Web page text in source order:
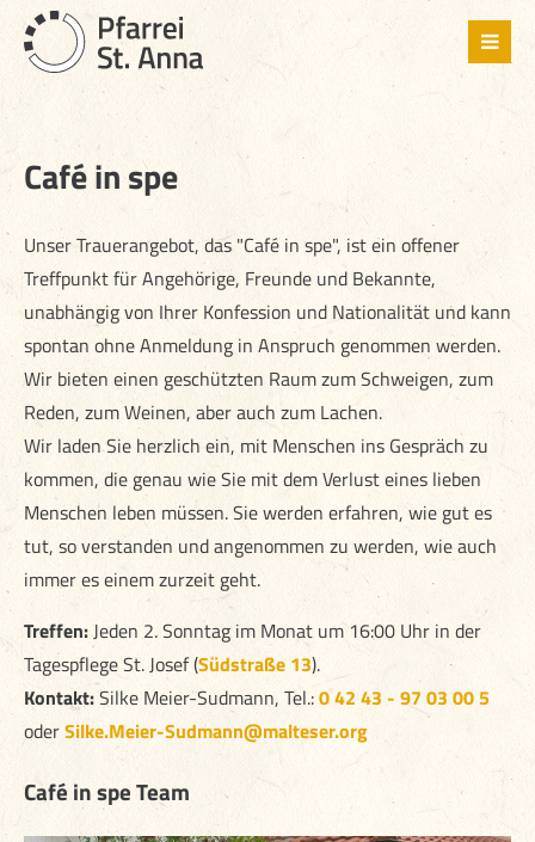
Café in spe
Unser Trauerangebot, das "Café in spe", ist ein offener
Treffpunkt für Angehörige, Freunde und Bekannte,
unabhängig von Ihrer Konfession und Nationalität und kann
spontan ohne Anmeldung in Anspruch genommen werden.
Wir bieten einen geschützten Raum zum Schweigen, zum
Reden, zum Weinen, aber auch zum Lachen.
Wir laden Sie herzlich ein, mit Menschen ins Gespräch zu
kommen, die genau wie Sie mit dem Verlust eines lieben
Menschen leben müssen. Sie werden erfahren, wie gut es
tut, so verstanden und angenommen zu werden, wie auch
immer es einem zurzeit geht.
Treffen:Jeden 2. Sonntag im Monat um 16:00 Uhr in der
Tagespflege St. Josef (Südstraße 13).
Kontakt:Silke Meier-Sudmann, Tel.:0 42 43 - 97 03 00 5
oderSilke.Meier-Sudmann@malteser.org
Café in spe Team